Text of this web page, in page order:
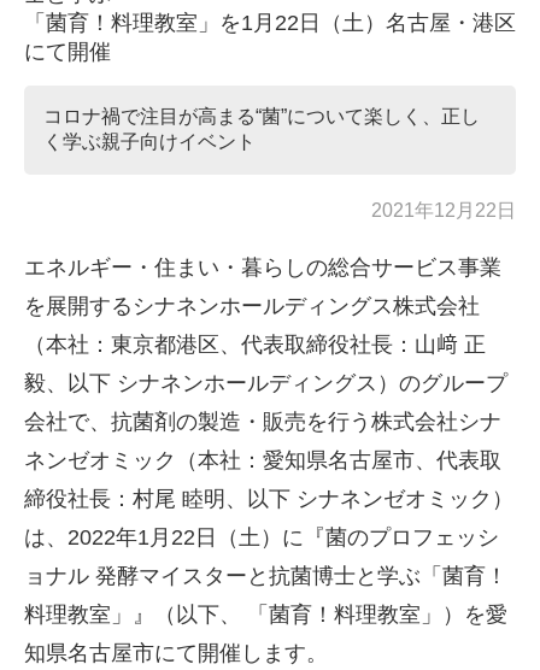
「菌育！料理教室」を1月22日（土）名古屋・港区
にて開催
コロナ禍で注目が高まる“菌”について楽しく、正し
く学ぶ親子向けイベント
2021年12月22日
エネルギー・住まい・暮らしの総合サービス事業
を展開するシナネンホールディングス株式会社
（本社：東京都港区、代表取締役社長：山﨑 正
毅、以下 シナネンホールディングス）のグループ
会社で、抗菌剤の製造・販売を行う株式会社シナ
ネンゼオミック（本社：愛知県名古屋市、代表取
締役社長：村尾 睦明、以下 シナネンゼオミック）
は、2022年1月22日（土）に『菌のプロフェッシ
ョナル 発酵マイスターと抗菌博士と学ぶ「菌育！
料理教室」』（以下、 「菌育！料理教室」）を愛
知県名古屋市にて開催します。